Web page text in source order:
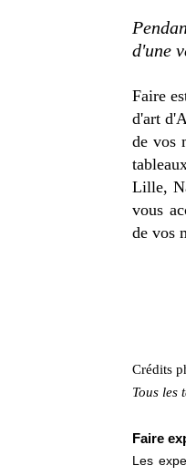
d'une
Faire
d'art
de vos
Lille,
vous
de vos
Crédits
Tous les
Faire
Les